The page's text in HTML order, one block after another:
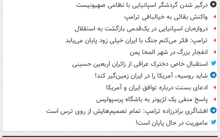
درگیر شدن گردشگر اسپانیایی با نظامی صهیونیست
واکنش بقائی به خیالبافی ترامپ
دروازه‌بان اسپانیایی در یک‌قدمی بازگشت به استقلال
ترامپ: فکر می‌کنم جنگ با ایران خیلی زود پایان می‌یابد
انفجار بزرگ در شهر المخا یمن
استقبال خاص دخترک عراقی از زائران اربعین حسینی
شاید روسیه، آمریکا را در ایران زمین‌گیر کند!
ادعای بسنت درباره توافق ایران و آمریکا
پاسخ منفی یک لژیونر به باشگاه پرسپولیس
افشاگری برادرزاده ترامپ: تمام تصمیم‌هایش از روی ترس است
ماموریت در حال پایان است!